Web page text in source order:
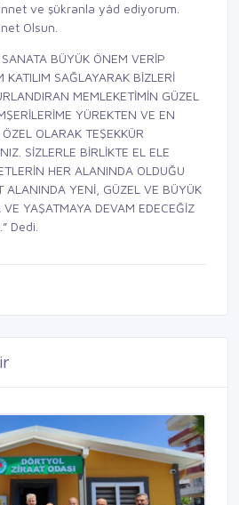
ve şükranla yâd ediyorum.
Olsun.
BÜYÜK ÖNEM VERİP
KATILIM SAĞLAYARAK BİZLERİ
MEMLEKETİMİN GÜZEL
YÜREKTEN VE EN
OLARAK TEŞEKKÜR
SİZLERLE BİRLİKTE EL ELE
HER ALANINDA OLDUĞU
ALANINDA YENİ, GÜZEL VE BÜYÜK
YAŞATMAYA DEVAM EDECEĞİZ
Dedi.